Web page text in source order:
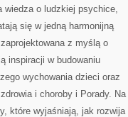
wiedza o ludzkiej psychice,
się w jedną harmonijną
z myślą o
inspiracji w budowaniu
wychowania dzieci oraz
i choroby i Porady. Na
które wyjaśniają, jak rozwija